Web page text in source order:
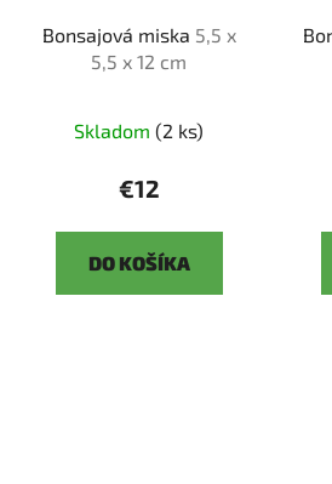
Bonsajová miska 5,5 x
5,5 x 12 cm
Skladom (2 ks)
€12
DO KOŠÍKA